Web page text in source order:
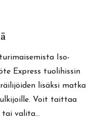
Iso-
Express tuolihissin
lisäksi matka
Voit taittaa
tai valita…